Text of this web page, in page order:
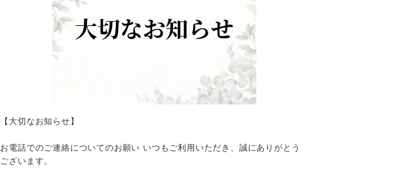
【大切なお知らせ】
お電話でのご連絡についてのお願い いつもご利用いただき、誠にありがとう
ございます。